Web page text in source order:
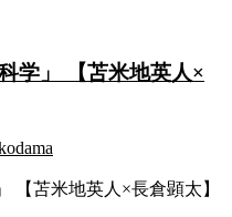
学」 【苫米地英人×
【苫米地英人×長倉顕太】